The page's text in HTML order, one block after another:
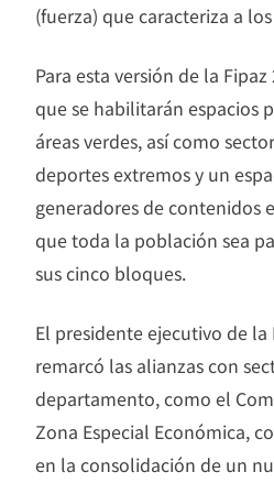
(fuerza) que caracteriza a
Para esta versión de la
que se habilitarán espacios
áreas verdes, así como
deportes extremos y un
generadores de contenidos
que toda la población sea
sus cinco bloques.
El presidente ejecutivo de
remarcó las alianzas con
departamento, como el
Zona Especial Económica,
en la consolidación de un